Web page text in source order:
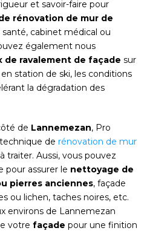
et savoir-faire pour
rénovation de mur de
cabinet médical ou
également nous
de ravalement de façade sur
station de ski, les conditions
la dégradation des
de Lannemezan, Pro
de rénovation de mur
traiter. Aussi, vous pouvez
pour assurer le nettoyage de
pierres anciennes, façade
ou lichen, taches noires, etc.
environs de Lannemezan
votre façade pour une finition